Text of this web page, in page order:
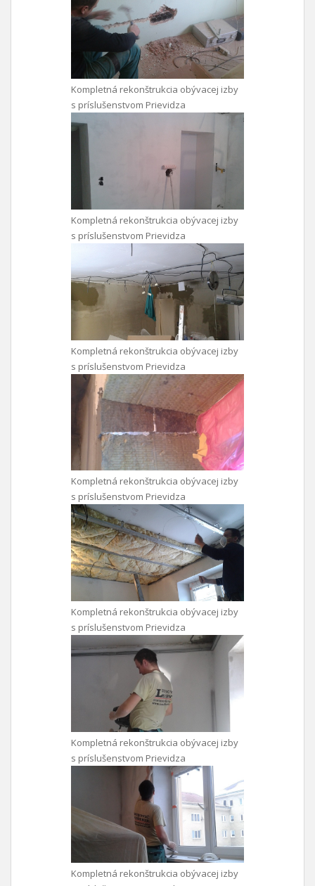
Kompletná rekonštrukcia obývacej izby
s príslušenstvom Prievidza
Kompletná rekonštrukcia obývacej izby
s príslušenstvom Prievidza
Kompletná rekonštrukcia obývacej izby
s príslušenstvom Prievidza
Kompletná rekonštrukcia obývacej izby
s príslušenstvom Prievidza
Kompletná rekonštrukcia obývacej izby
s príslušenstvom Prievidza
Kompletná rekonštrukcia obývacej izby
s príslušenstvom Prievidza
Kompletná rekonštrukcia obývacej izby